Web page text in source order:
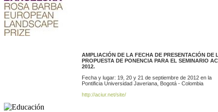
AMPLIACIÓN DE LA FECHA DE PRESENTACIÓN DE
PROPUESTA DE PONENCIA PARA EL SEMINARIO
2012.
Fecha y lugar: 19, 20 y 21 de septiembre de 2012 en la
Pontificia Universidad Javeriana, Bogotá - Colombia
http://aciur.net/site/